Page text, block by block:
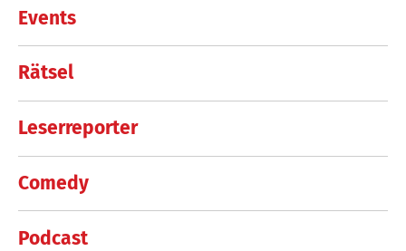
Events
Rätsel
Leserreporter
Comedy
Podcast